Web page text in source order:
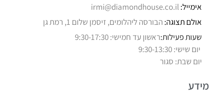
אימייל:irmi@diamondhouse.co.il
אולם תצוגה: הבורסה ליהלומים, זיסמן שלום 1, רמת גן
שעות פעילות:ראשון עד חמישי: 9:30-17:30
יום שישי: 9:30-13:30
יום שבת: סגור
מידע